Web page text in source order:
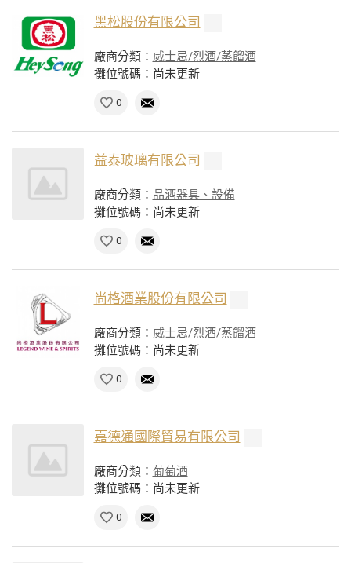
黑松股份有限公司
廠商分類： 威士忌/烈酒/蒸餾酒
攤位號碼：尚未更新
0
益泰玻璃有限公司
廠商分類： 品酒器具、設備
攤位號碼：尚未更新
0
尚格酒業股份有限公司
廠商分類： 威士忌/烈酒/蒸餾酒
攤位號碼：尚未更新
0
嘉德通國際貿易有限公司
廠商分類： 葡萄酒
攤位號碼：尚未更新
0